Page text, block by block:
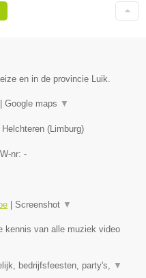
en in de provincie Luik.
Google maps ▼
Helchteren ( Limburg)
nr: -
Screenshot ▼
kennis van alle muziek video
bedrijfsfeesten, party's, ▼